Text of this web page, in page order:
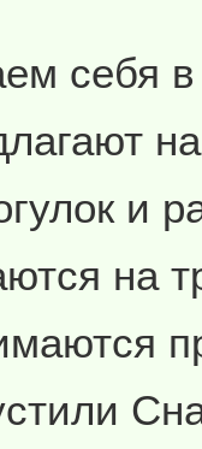
себя в
и
на